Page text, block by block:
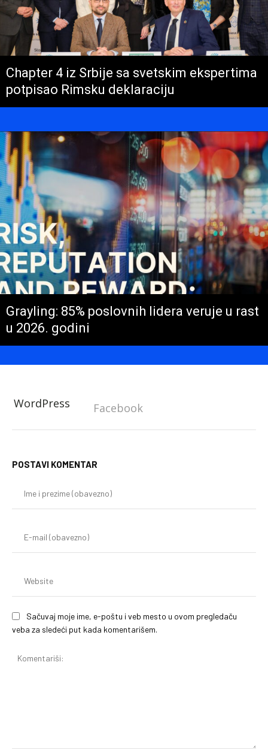
Chapter 4 iz Srbije sa svetskim ekspertima
potpisao Rimsku deklaraciju
Grayling: 85% poslovnih lidera veruje u rast
u 2026. godini
WordPress Facebook
POSTAVI KOMENTAR
Sačuvaj moje ime, e-poštu i veb mesto u ovom pregledaču
veba za sledeći put kada komentarišem.